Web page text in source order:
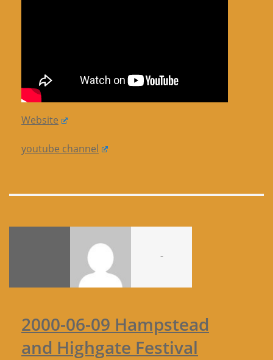
Website
youtube channel
-
2000-06-09 Hampstead
and Highgate Festival